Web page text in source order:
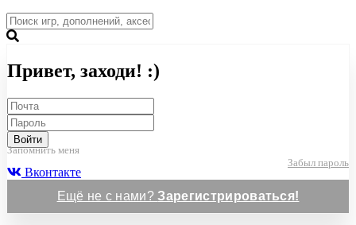
Привет, заходи! :)
Войти
Запомнить меня
Забыл пароль
Вконтакте
Ещё не с нами?Зарегистрироваться!